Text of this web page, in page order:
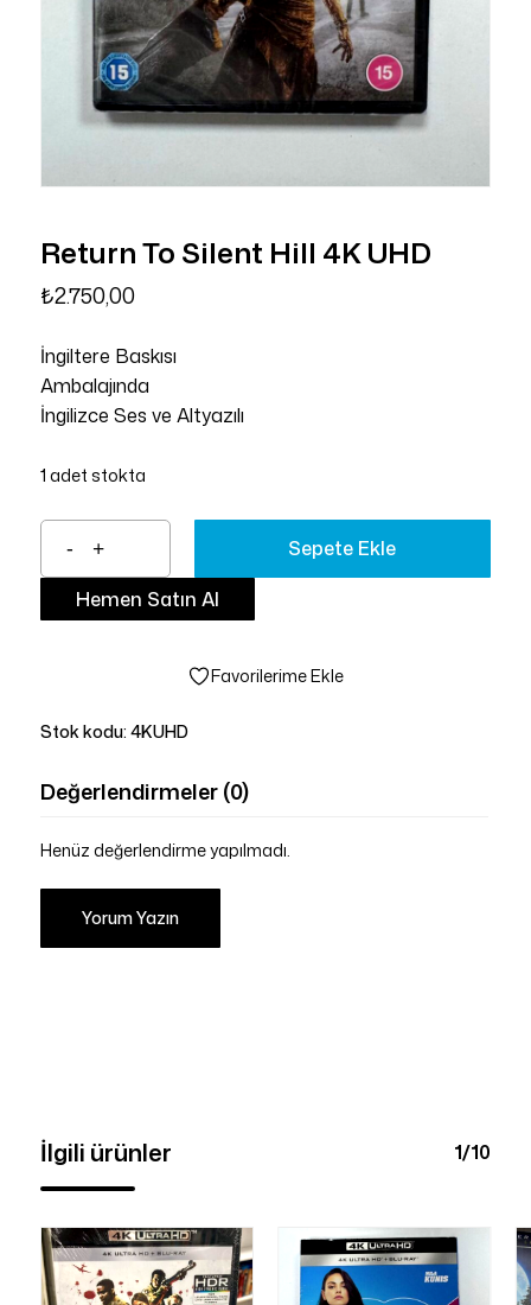
Return To Silent Hill 4K UHD
₺2.750,00
İngiltere Baskısı
Ambalajında
İngilizce Ses ve Altyazılı
1 adet stokta
Sepete Ekle
Hemen Satın Al
Favorilerime Ekle
Stok kodu: 4KUHD
Değerlendirmeler (0)
Henüz değerlendirme yapılmadı.
Yorum Yazın
İlgili ürünler 1/10